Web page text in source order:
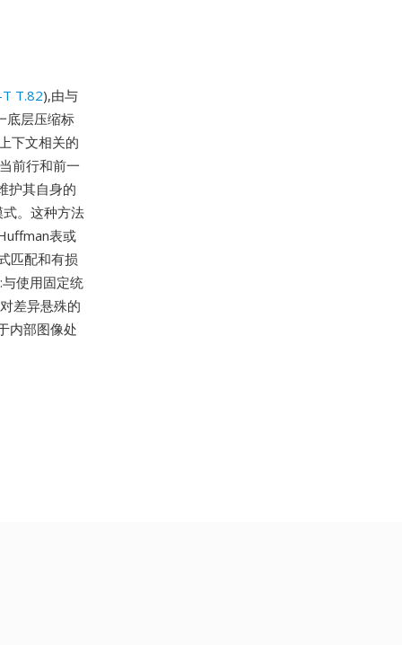
T.82),由与
底层压缩标
下文相关的
前行和前一
护其自身的
。这种方法
表或
匹配和有损
使用固定统
差异悬殊的
内部图像处